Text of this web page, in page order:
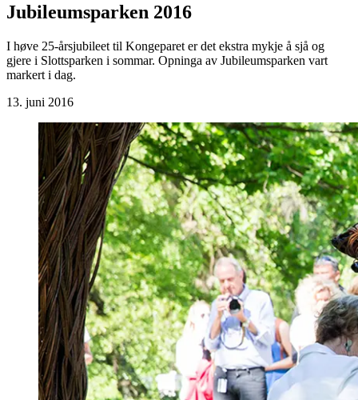
Jubileumsparken 2016
I høve 25-årsjubileet til Kongeparet er det ekstra mykje å sjå og
gjere i Slottsparken i sommar. Opninga av Jubileumsparken vart
markert i dag.
13. juni 2016